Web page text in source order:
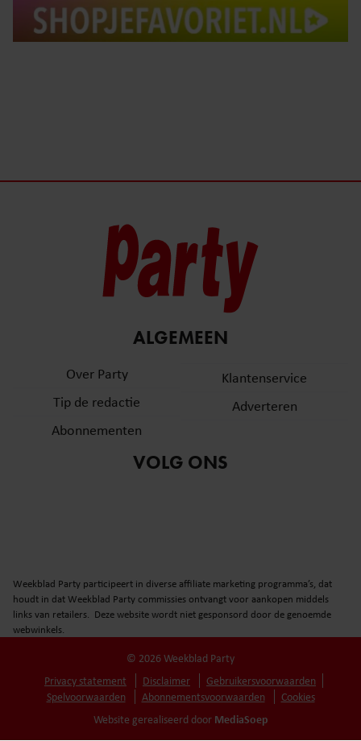
ALGEMEEN
Over Party
Tip de redactie
Abonnementen
Klantenservice
Adverteren
VOLG ONS
Weekblad Party participeert in diverse affiliate marketing programma’s, dat
houdt in dat Weekblad Party commissies ontvangt voor aankopen middels
links van retailers. Deze website wordt niet gesponsord door de genoemde
webwinkels.
© 2026 Weekblad Party
Privacy statement
Disclaimer
Gebruikersvoorwaarden
Spelvoorwaarden
Abonnementsvoorwaarden
Cookies
Website gerealiseerd door MediaSoep